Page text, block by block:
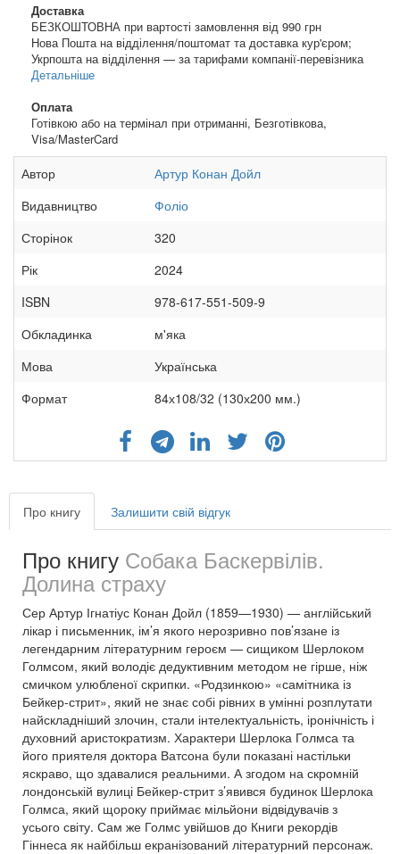
Доставка
БЕЗКОШТОВНА при вартості замовлення від 990 грн
Нова Пошта на відділення/поштомат та доставка кур'єром;
Укрпошта на відділення — за тарифами компанії-перевізника
Детальніше
Оплата
Готівкою або на термінал при отриманні, Безготівкова,
Visa/MasterCard
Автор
Артур Конан Дойл
Видавництво
Фоліо
Сторінок
320
Рік
2024
ISBN
978-617-551-509-9
Обкладинка
м'яка
Мова
Українська
Формат
84х108/32 (130х200 мм.)
Про книгу Залишити свій відгук
Про книгу Собака Баскервілів.
Долина страху
Сер Артур Ігнатіус Конан Дойл (1859—1930) — англійський
лікар і письменник, ім’я якого нерозривно пов’язане із
легендарним літературним героєм — сищиком Шерлоком
Голмсом, який володіє дедуктивним методом не гірше, ніж
смичком улюбленої скрипки. «Родзинкою» «самітника із
Бейкер-стрит», який не знає собі рівних в умінні розплутати
найскладніший злочин, стали інтелектуальність, іронічність і
духовний аристократизм. Характери Шерлока Голмса та
його приятеля доктора Ватсона були показані настільки
яскраво, що здавалися реальними. А згодом на скромній
лондонській вулиці Бейкер-стрит з’явився будинок Шерлока
Голмса, який щороку приймає мільйони відвідувачів з
усього світу. Сам же Голмс увійшов до Книги рекордів
Гіннеса як найбільш екранізований літературний персонаж.